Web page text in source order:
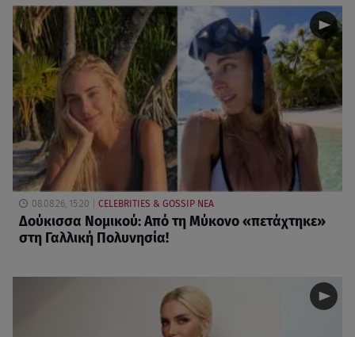
08.08.26, 15:20 CELEBRITIES & GOSSIP ΝΕΑ
Δούκισσα Νομικού: Από τη Μύκονο «πετάχτηκε»
στη Γαλλική Πολυνησία!